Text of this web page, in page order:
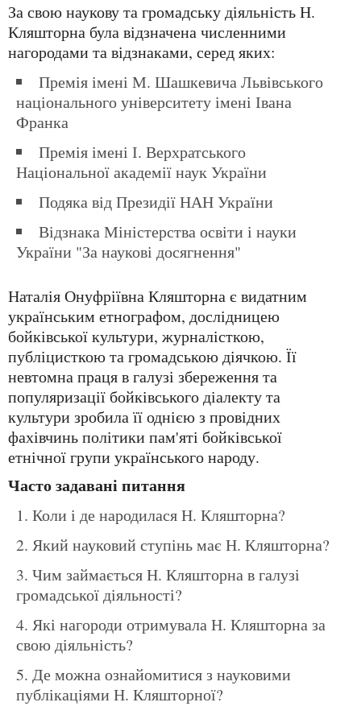
За свою наукову та громадську діяльність Н.
Кляшторна була відзначена численними
нагородами та відзнаками, серед яких:
Премія імені М. Шашкевича Львівського
національного університету імені Івана
Франка
Премія імені І. Верхратського
Національної академії наук України
Подяка від Президії НАН України
Відзнака Міністерства освіти і науки
України "За наукові досягнення"
Наталія Онуфріївна Кляшторна є видатним
українським етнографом, дослідницею
бойківської культури, журналісткою,
публіцисткою та громадською діячкою. Її
невтомна праця в галузі збереження та
популяризації бойківського діалекту та
культури зробила її однією з провідних
фахівчинь політики пам'яті бойківської
етнічної групи українського народу.
Часто задавані питання
Коли і де народилася Н. Кляшторна?
Який науковий ступінь має Н. Кляшторна?
Чим займається Н. Кляшторна в галузі
громадської діяльності?
Які нагороди отримувала Н. Кляшторна за
свою діяльність?
Де можна ознайомитися з науковими
публікаціями Н. Кляшторної?